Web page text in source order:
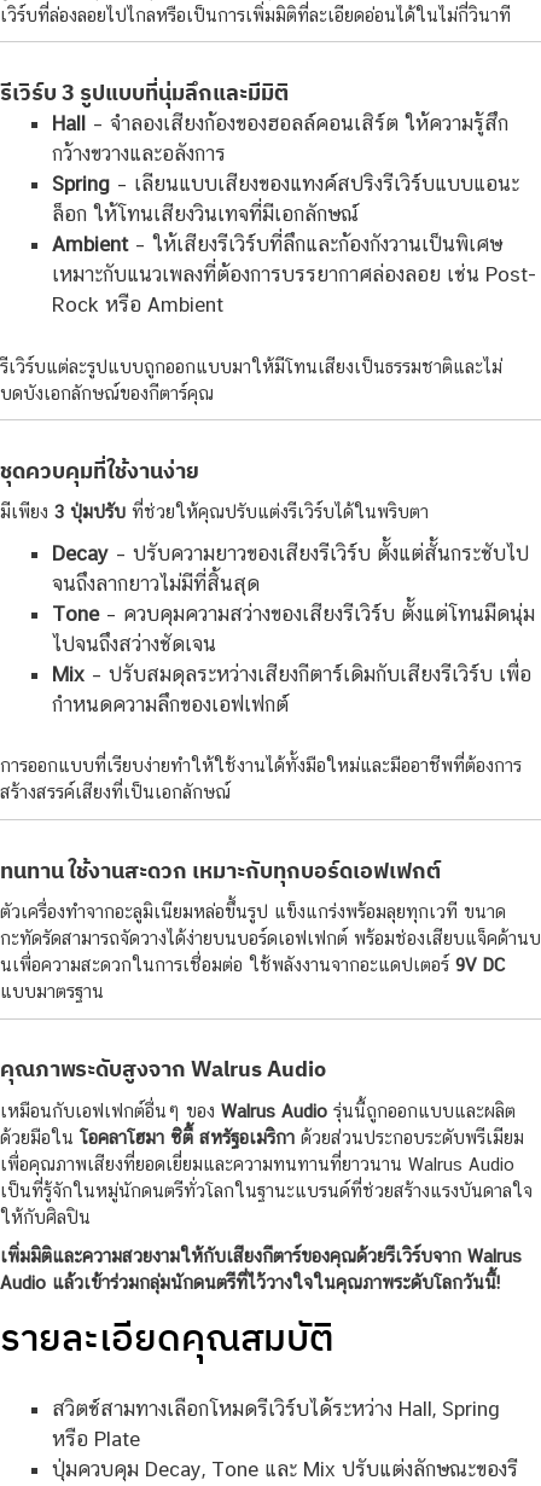
เวิร์บที่ล่องลอยไปไกลหรือเป็นการเพิ่มมิติที่ละเอียดอ่อนได้ในไม่กี่วินาที
รีเวิร์บ 3 รูปแบบที่นุ่มลึกและมีมิติ
Hall – จำลองเสียงก้องของฮอลล์คอนเสิร์ต ให้ความรู้สึก
กว้างขวางและอลังการ
Spring– เลียนแบบเสียงของแทงค์สปริงรีเวิร์บแบบแอนะ
ล็อก ให้โทนเสียงวินเทจที่มีเอกลักษณ์
Ambient– ให้เสียงรีเวิร์บที่ลึกและก้องกังวานเป็นพิเศษ
เหมาะกับแนวเพลงที่ต้องการบรรยากาศล่องลอย เช่น Post-
Rock หรือ Ambient
รีเวิร์บแต่ละรูปแบบถูกออกแบบมาให้มีโทนเสียงเป็นธรรมชาติและไม่
บดบังเอกลักษณ์ของกีตาร์คุณ
ชุดควบคุมที่ใช้งานง่าย
มีเพียง 3 ปุ่มปรับ ที่ช่วยให้คุณปรับแต่งรีเวิร์บได้ในพริบตา
Decay– ปรับความยาวของเสียงรีเวิร์บ ตั้งแต่สั้นกระชับไป
จนถึงลากยาวไม่มีที่สิ้นสุด
Tone– ควบคุมความสว่างของเสียงรีเวิร์บ ตั้งแต่โทนมืดนุ่ม
ไปจนถึงสว่างชัดเจน
Mix– ปรับสมดุลระหว่างเสียงกีตาร์เดิมกับเสียงรีเวิร์บ เพื่อ
กำหนดความลึกของเอฟเฟกต์
การออกแบบที่เรียบง่ายทำให้ใช้งานได้ทั้งมือใหม่และมืออาชีพที่ต้องการ
สร้างสรรค์เสียงที่เป็นเอกลักษณ์
ทนทาน ใช้งานสะดวก เหมาะกับทุกบอร์ดเอฟเฟกต์
ตัวเครื่องทำจากอะลูมิเนียมหล่อขึ้นรูป แข็งแกร่งพร้อมลุยทุกเวที ขนาด
กะทัดรัดสามารถจัดวางได้ง่ายบนบอร์ดเอฟเฟกต์ พร้อมช่องเสียบแจ็คด้านบ
นเพื่อความสะดวกในการเชื่อมต่อ ใช้พลังงานจากอะแดปเตอร์ 9V DC
แบบมาตรฐาน
คุณภาพระดับสูงจาก Walrus Audio
เหมือนกับเอฟเฟกต์อื่นๆ ของ Walrus Audio รุ่นนี้ถูกออกแบบและผลิต
ด้วยมือใน โอคลาโฮมา ซิตี้ สหรัฐอเมริกา ด้วยส่วนประกอบระดับพรีเมียม
เพื่อคุณภาพเสียงที่ยอดเยี่ยมและความทนทานที่ยาวนาน Walrus Audio
เป็นที่รู้จักในหมู่นักดนตรีทั่วโลกในฐานะแบรนด์ที่ช่วยสร้างแรงบันดาลใจ
ให้กับศิลปิน
เพิ่มมิติและความสวยงามให้กับเสียงกีตาร์ของคุณด้วยรีเวิร์บจาก Walrus
Audio แล้วเข้าร่วมกลุ่มนักดนตรีที่ไว้วางใจในคุณภาพระดับโลกวันนี้!
รายละเอียดคุณสมบัติ
สวิตช์สามทางเลือกโหมดรีเวิร์บได้ระหว่าง Hall, Spring
หรือ Plate
ปุ่มควบคุม Decay, Tone และ Mix ปรับแต่งลักษณะของรี